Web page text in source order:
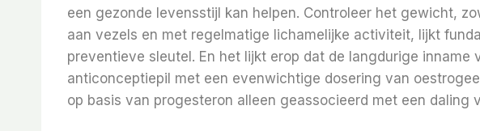
een gezonde levensstijl kan helpen. Controleer het gewicht,
aan vezels en met regelmatige lichamelijke activiteit, lijkt
preventieve sleutel. En het lijkt erop dat de langdurige inname
anticonceptiepil met een evenwichtige dosering van
op basis van progesteron alleen geassocieerd met een daling